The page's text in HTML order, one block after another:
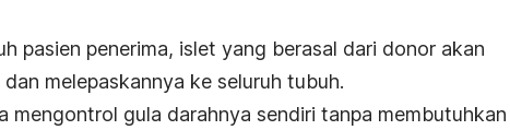
pasien penerima, islet yang berasal dari donor akan
melepaskannya ke seluruh tubuh.
mengontrol gula darahnya sendiri tanpa membutuhkan